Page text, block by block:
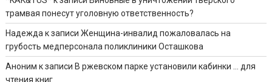
трамвая понесут уголовную ответственность?
Надежда к записиЖенщина-инвалид пожаловалась на
грубость медперсонала поликлиники Осташкова
Аноним к записиВ ржевском парке установили кабинки … для
чтения книг